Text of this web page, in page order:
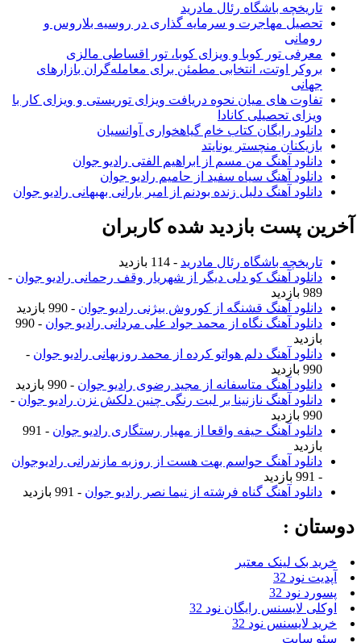
تاریخچه باشگاه رئال مادرید
تحصیل مهاجرت و سرمایه گذاری در روسیه بلاروس و
رومانی
معرفی تور کوبا و ویزای کوبا، تور اقساطی مالزی
بروکر اوتت، انتخابی مطمئن برای معامله‌گران بازارهای
جهانی
تفاوت های میان نحوه دریافت ویزای توریستی و ویزای کار با
ویزای تحصیلی کانادا
دانلود رایگان کتاب خام گیاهخواری آوانسیان
بازیکنان منچستر یونایتد
دانلود آهنگ من مسم از ابراهیم الفتی رادیو جوان
دانلود آهنگ سیاه سفید از حامیم رادیو جوان
دانلود آهنگ دلیل زنده بودنم از امیر بارانی بهبهانی رادیو جوان
آخرین پست بازدید شده کاربران
تاریخچه باشگاه رئال مادرید - 114 بازدید
دانلود آهنگ کو دلی دیگر از شهریار وقف رحمانی رادیو جوان -
989 بازدید
دانلود آهنگ قشنگه از کوروش بیژنی رادیو جوان - 990 بازدید
دانلود آهنگ نگاه از محمد جواد علی مردانی رادیو جوان
- 990
بازدید
دانلود آهنگ دلم هواتو کرده از محمد روزبهانی رادیو جوان -
990 بازدید
دانلود آهنگ متاسفانه از مجید رضوی رادیو جوان - 990 بازدید
دانلود آهنگ نازنینا بر لبت رنگی چنین دلکش نزن رادیو جوان -
990 بازدید
دانلود آهنگ حیفه واقعا از مهیار رستگاری رادیو جوان
- 991
بازدید
دانلود آهنگ حواسم بهت هست از روزبه مازندرانی رادیوجوان
- 991 بازدید
دانلود آهنگ گناه فرشته از نیما نصر رادیو جوان - 991 بازدید
دوستان :
خرید بک لینک معتبر
آپدیت نود 32
پسورد نود 32
اوکلی لایسنس رایگان نود 32
خرید لایسنس نود 32
سئو سایت